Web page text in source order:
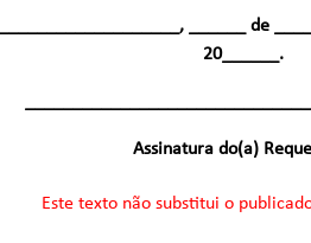
______ de
20______.
Assinatura do(a)
Este texto não substitui o